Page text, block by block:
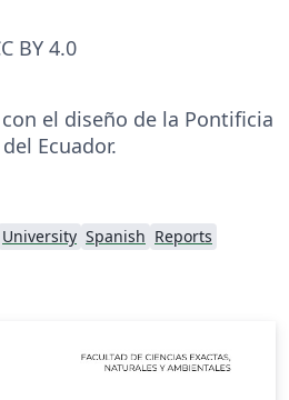
BY 4.0
el diseño de la Pontificia
Ecuador.
University Spanish Reports